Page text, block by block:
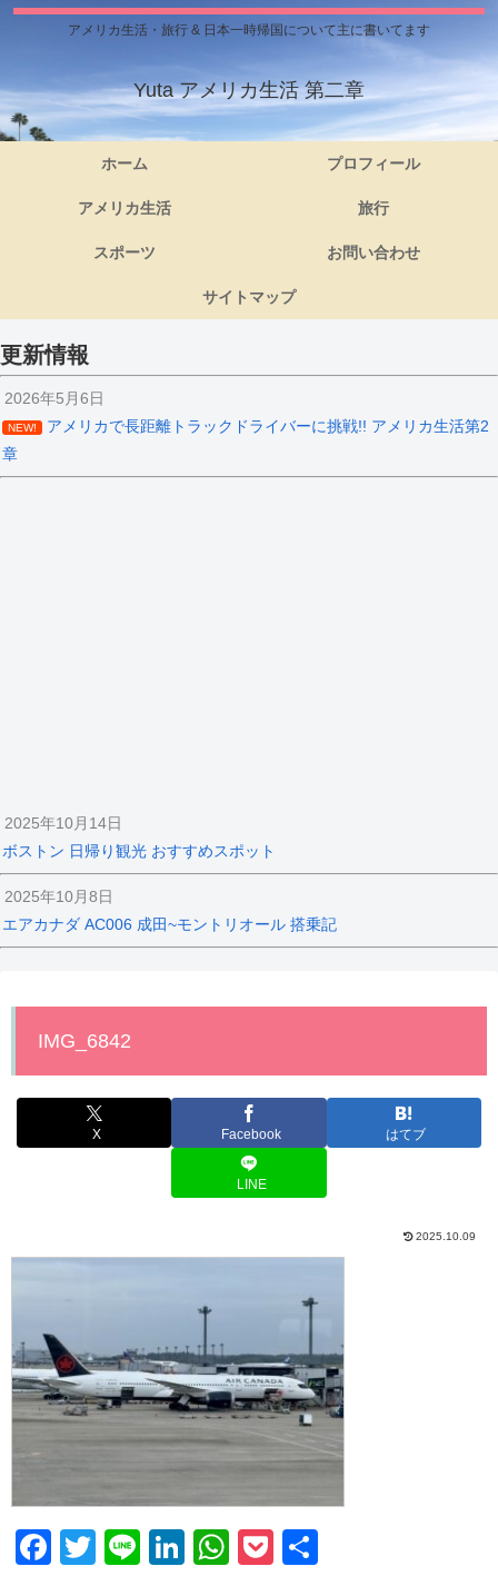
アメリカ生活・旅行 & 日本一時帰国について主に書いてます
Yuta アメリカ生活 第二章
ホーム プロフィール
アメリカ生活 旅行
スポーツ お問い合わせ
サイトマップ
更新情報
2026年5月6日
NEW!
アメリカで長距離トラックドライバーに挑戦!! アメリカ生活第2
章
2025年10月14日
ボストン 日帰り観光 おすすめスポット
2025年10月8日
エアカナダ AC006 成田~モントリオール 搭乗記
IMG_6842
X Facebook はてブ
LINE
2025.10.09
F
T
Li
Li
W P